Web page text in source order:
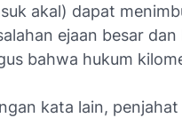
akal) dapat
ejaan besar
bahwa hukum
kata lain,